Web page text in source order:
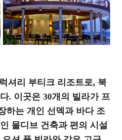
셔리 부티크 리조트로, 북
. 이곳은 30개의 빌라가 프
하는 개인 선덱과 바다 조
몰디브 건축과 편의 시설